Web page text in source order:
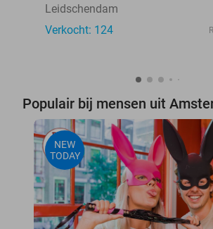
Leidschendam
Verkocht: 124
Populair bij mensen uit
NEW
TODAY